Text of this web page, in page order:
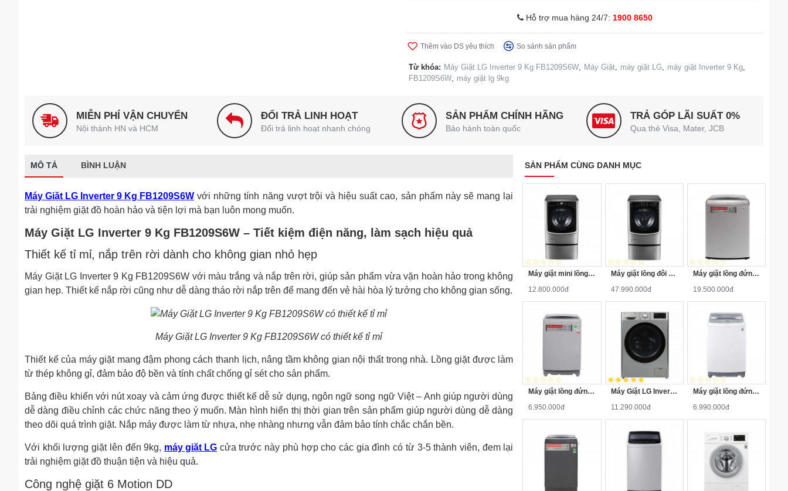
Hỗ trợ mua hàng 24/7: 1900 8650
Thêm vào DS yêu thích So sánh sản phẩm
Từ khóa: Máy Giặt LG Inverter 9 Kg FB1209S6W, Máy Giặt, máy giặt LG, máy giặt Inverter 9 Kg,
FB1209S6W, máy giặt lg 9kg
MIỄN PHÍ VẬN CHUYỂN
Nội thành HN và HCM
ĐỔI TRẢ LINH HOẠT
Đổi trả linh hoạt nhanh chóng
SẢN PHẨM CHÍNH HÃNG
Bảo hành toàn quốc
TRẢ GÓP LÃI SUẤT 0%
Qua thẻ Visa, Mater, JCB
MÔ TẢ BÌNH LUẬN
Máy Giặt LG Inverter 9 Kg FB1209S6W với những tính năng vượt trội và hiệu suất cao, sản phẩm này sẽ mang lại
trải nghiệm giặt đồ hoàn hảo và tiện lợi mà bạn luôn mong muốn.
Máy Giặt LG Inverter 9 Kg FB1209S6W – Tiết kiệm điện năng, làm sạch hiệu quả
Thiết kế tỉ mỉ, nắp trên rời dành cho không gian nhỏ hẹp
Máy Giặt LG Inverter 9 Kg FB1209S6W với màu trắng và nắp trên rời, giúp sản phẩm vừa vặn hoàn hảo trong không
gian hẹp. Thiết kế nắp rời cũng như dễ dàng tháo rời nắp trên để mang đến vẻ hài hòa lý tưởng cho không gian sống.
Máy Giặt LG Inverter 9 Kg FB1209S6W có thiết kế tỉ mỉ
Thiết kế của máy giặt mang đậm phong cách thanh lịch, nâng tầm không gian nội thất trong nhà. Lồng giặt được làm
từ thép không gỉ, đảm bảo độ bền và tính chất chống gỉ sét cho sản phẩm.
Bảng điều khiển với nút xoay và cảm ứng được thiết kế dễ sử dụng, ngôn ngữ song ngữ Việt – Anh giúp người dùng
dễ dàng điều chỉnh các chức năng theo ý muốn. Màn hình hiển thị thời gian trên sản phẩm giúp người dùng dễ dàng
theo dõi quá trình giặt. Nắp máy được làm từ nhựa, nhẹ nhàng nhưng vẫn đảm bảo tính chắc chắn bền.
Với khối lượng giặt lên đến 9kg, máy giặt LGcửa trước này phù hợp cho các gia đình có từ 3-5 thành viên, đem lại
trải nghiệm giặt đồ thuận tiện và hiệu quả.
Công nghệ giặt 6 Motion DD
SẢN PHẨM CÙNG DANH MỤC
Máy giặt mini lồng ngang Twinwash LG T2735NWLV 3.5Kg
12.800.000đ
Máy giặt lồng đôi LG TWINWash F2721HTTV/T2735NWLV
47.990.000đ
Máy giặt lồng đứng LG T2721SSAV Inverter 21kg
19.500.000đ
Máy giặt lồng đứng LG T2351VSAM Inverter 11.5kg
6.950.000đ
Máy Giặt LG Inverter 12 Kg FV1412S3PA
11.290.000đ
Máy giặt lồng đứng LG T2185VS2W 8.5 Kg Inverter
6.990.000đ